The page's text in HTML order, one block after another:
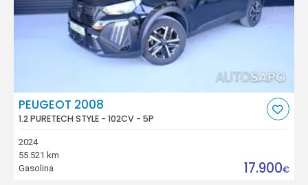
PEUGEOT 2008
1.2 PURETECH STYLE - 102CV - 5P
2024
55.521 km
Gasolina
17.900€